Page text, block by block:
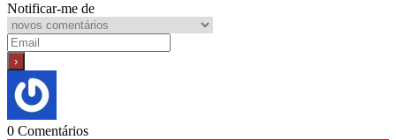
Notificar-me de
0 Comentários